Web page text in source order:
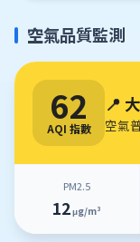
空氣品質監測
62
AQI 指數
📍
空氣
PM2.5
12μg/m³